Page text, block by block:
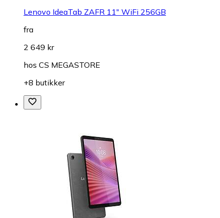
Lenovo IdeaTab ZAFR 11" WiFi 256GB
fra
2 649 kr
hos CS MEGASTORE
+8 butikker